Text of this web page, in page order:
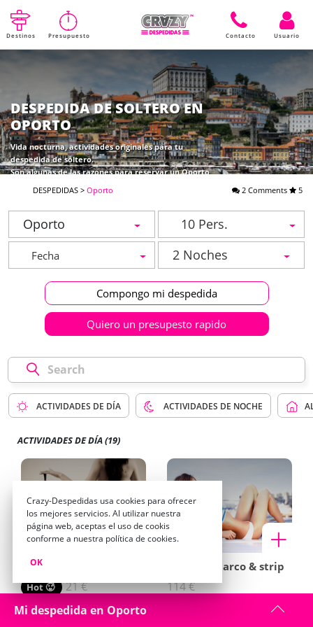
Destinos Presupuesto Contacto Usuario
DESPEDIDA DE SOLTERO EN
OPORTO
Vida nocturna, actividades originales para tu
despedida de soltero.
Son algunas de las razones para reservar un Oporto
DESPEDIDAS > Oporto 2 Comments 5
Oporto
10 Pers.
2 Noches
Compongo mi despedida
Quiero un presupesto rapido
ACTIVIDADES DE DÍA ACTIVIDADES DE NOCHE
ACTIVIDADES DE DÍA(19)
Striptease a domicilio
Hot 🥵 21 €
Paseo en barco & strip
114 €
Mi despedida en Oporto
Crazy-Despedidas usa cookies para ofrecer
los mejores servicios. Al utilizar nuestra
página web, aceptas el uso de cookis
conforme a nuestra política de cookies.
OK